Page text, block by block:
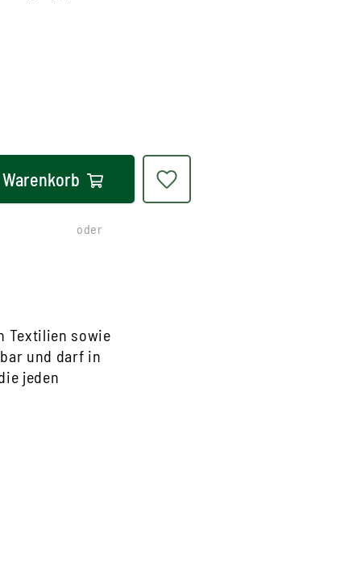
Warenkorb
oder
Textilien sowie
und darf in
jeden